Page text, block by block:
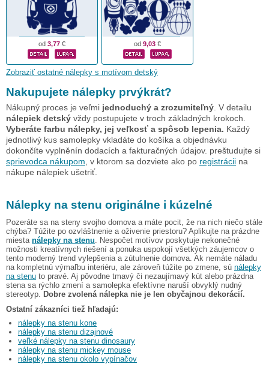
od 3,77 € od 9,03 €
Zobraziť ostatné nálepky s motívom detský
Nakupujete nálepky prvýkrát?
Nákupný proces je veľmi jednoduchý a zrozumiteľný . V detailu
nálepiek detský vždy postupujete v troch základných krokoch.
Vyberáte farbu nálepky, jej veľkosť a spôsob lepenia. Každý
jednotlivý kus samolepky vkladáte do košíka a objednávku
dokončíte vyplněnín dodacích a fakturačných údajov. preštudujte si
sprievodca nákupom , v ktorom sa dozviete ako po registrácii na
nákupe nálepiek ušetriť.
Nálepky na stenu originálne i kúzelné
Pozeráte sa na steny svojho domova a máte pocit, že na nich niečo stále
chýba? Túžite po ozvláštnenie a oživenie priestoru? Aplikujte na prázdne
miesta nálepky na stenu. Nespočet motívov poskytuje nekonečné
možnosti kreatívnych riešení a ponuka uspokojí všetkých záujemcov o
tento moderný trend vylepšenia a zútulnenie domova. Ak nemáte náladu
na kompletnú výmaľbu interiéru, ale zároveň túžite po zmene, sú nálepky
na stenu to pravé. Aj pôvodne tmavý či nezaujímavý kút alebo prázdna
stena sa rýchlo zmení a samolepka efektívne naruší obvyklý nudný
stereotyp. Dobre zvolená nálepka nie je len obyčajnou dekorácií.
Ostatní zákazníci tiež hľadajú:
nálepky na stenu kone
nálepky na stenu dizajnové
veľké nálepky na stenu dinosaury
nálepky na stenu mickey mouse
nálepky na stenu okolo vypínačov